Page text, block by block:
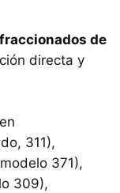
de
directa y
311),
371),
309),